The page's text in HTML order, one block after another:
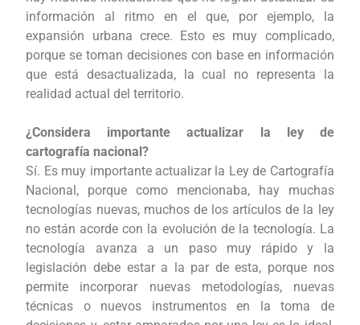
información al ritmo en el que, por ejemplo, la
expansión urbana crece. Esto es muy complicado,
porque se toman decisiones con base en información
que está desactualizada, la cual no representa la
realidad actual del territorio.
¿Considera importante actualizar la ley de
cartografía nacional?
Sí. Es muy importante actualizar la Ley de Cartografía
Nacional, porque como mencionaba, hay muchas
tecnologías nuevas, muchos de los artículos de la ley
no están acorde con la evolución de la tecnología. La
tecnología avanza a un paso muy rápido y la
legislación debe estar a la par de esta, porque nos
permite incorporar nuevas metodologías, nuevas
técnicas o nuevos instrumentos en la toma de